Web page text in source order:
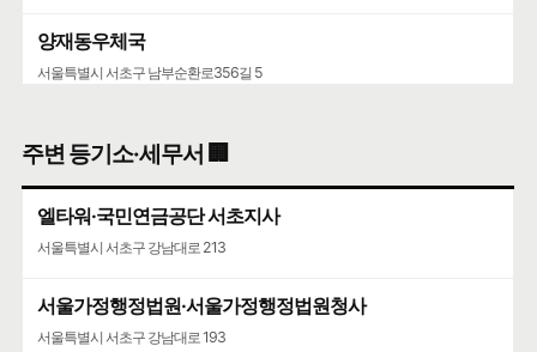
양재동우체국
서울특별시 서초구 남부순환로356길 5
서울특별시 서초구 강남대로 193
주변 등기소·세무서 🏢
엘타워·국민연금공단 서초지사
서울특별시 서초구 강남대로 213
서울가정행정법원·서울가정행정법원청사
서울특별시 서초구 강남대로 193